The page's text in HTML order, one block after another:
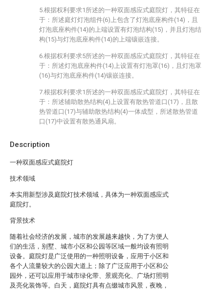
Description
一种双面感应式庭院灯
技术领域
本实用新型涉及庭院灯技术领域，具体为一种双面感应式
庭院灯。
背景技术
随着社会经济的发展，城市的发展越来越快，为了方便人
们的生活，别墅、城市小区和公园等区域一般均设有照明
设备。庭院灯是广泛使用的一种照明设备，应用于小区和
各个人流量较大的公园大道上；除了广泛应用于小区和公
园外，还可以应用于城市绿化带、景观亮化、广场灯照明
及亮化装饰等。白天，庭院灯具有点缀城市风景，夜晚，
5.根据权利要求1所述的一种双面感应式庭院灯，其特征在
于：所述庭灯灯泡组件(6)上包含了灯泡底座构件(14)，且
灯泡底座构件(14)的上端设置有灯泡结构(15)，并且灯泡结
构(15)与灯泡底座构件(14)的上端镶嵌连接。
6.根据权利要求5所述的一种双面感应式庭院灯，其特征在
于：所述灯泡底座构件(14)上设置有灯泡罩(16)，且灯泡罩
(16)与灯泡底座构件(14)镶嵌连接。
7.根据权利要求1所述的一种双面感应式庭院灯，其特征在
于：所述辅助散热结构(4)上设置有散热管道口(17)，且散
热管道口(17)与辅助散热结构(4)一体成型，所述散热管道
口(17)中设置有散热通风扇。